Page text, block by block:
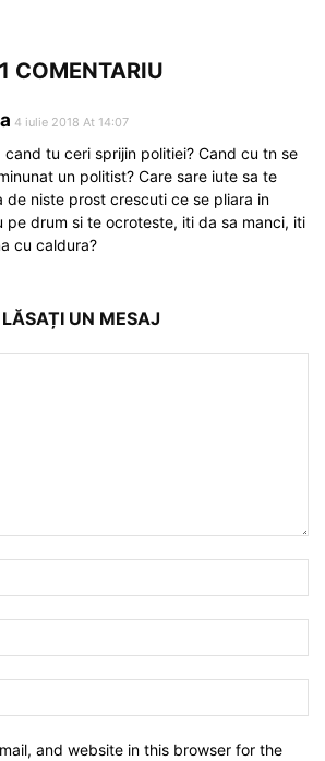
1 COMENTARIU
4 iulie 2018 At 14:07
tu ceri sprijin politiei? Cand cu tn se
un politist? Care sare iute sa te
de niste prost crescuti ce se pliara in
pe drum si te ocroteste, iti da sa manci, iti
cu caldura?
LĂSAȚI UN MESAJ
and website in this browser for the